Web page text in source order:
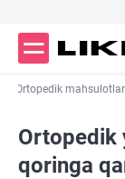
Ortopedik mahsulotlar
Ortopedik
qoringa